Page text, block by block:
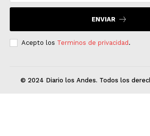
ENVIAR
Acepto los Terminos de privacidad.
© 2024 Diario los Andes. Todos los